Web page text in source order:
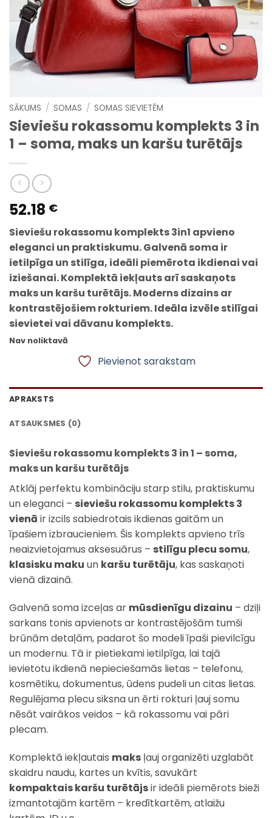
SĀKUMS / SOMAS / SOMAS SIEVIETĒM
Sieviešu rokassomu komplekts 3 in
1 – soma, maks un karšu turētājs
52.18 €
Sieviešu rokassomu komplekts 3in1 apvieno
eleganci un praktiskumu. Galvenā soma ir
ietilpīga un stilīga, ideāli piemērota ikdienai vai
iziešanai. Komplektā iekļauts arī saskaņots
maks un karšu turētājs. Moderns dizains ar
kontrastējošiem rokturiem. Ideāla izvēle stilīgai
sievietei vai dāvanu komplekts.
Nav noliktavā
Pievienot sarakstam
APRAKSTS
ATSAUKSMES (0)
Sieviešu rokassomu komplekts 3 in 1 – soma,
maks un karšu turētājs
Atklāj perfektu kombināciju starp stilu, praktiskumu
un eleganci – sieviešu rokassomu komplekts 3
vienā ir izcils sabiedrotais ikdienas gaitām un
īpašiem izbraucieniem. Šis komplekts apvieno trīs
neaizvietojamus aksesuārus – stilīgu plecu somu,
klasisku maku un karšu turētāju, kas saskaņoti
vienā dizainā.
Galvenā soma izceļas ar mūsdienīgu dizainu – dziļi
sarkans tonis apvienots ar kontrastējošām tumši
brūnām detaļām, padarot šo modeli īpaši pievilcīgu
un modernu. Tā ir pietiekami ietilpīga, lai tajā
ievietotu ikdienā nepieciešamās lietas – telefonu,
kosmētiku, dokumentus, ūdens pudeli un citas lietas.
Regulējama plecu siksna un ērti rokturi ļauj somu
nēsāt vairākos veidos – kā rokassomu vai pāri
plecam.
Komplektā iekļautais maks ļauj organizēti uzglabāt
skaidru naudu, kartes un kvītis, savukārt
kompaktais karšu turētājsir ideāli piemērots bieži
izmantotajām kartēm – kredītkartēm, atlaižu